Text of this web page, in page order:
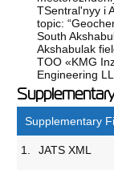
TSentral'nyy i
topic:
South
Akshabulak
TOO «KMG
Engineering
Supplementary
1. JATS XML